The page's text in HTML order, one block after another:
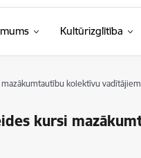
Kultūrizglītība
kolektīvu
kursi